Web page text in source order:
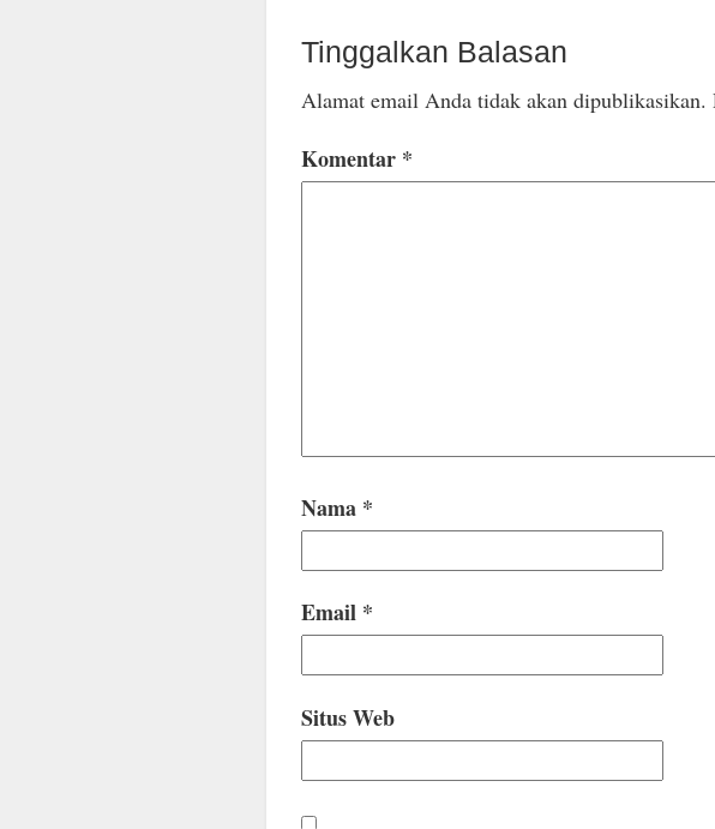
Tinggalkan Balasan
Alamat email Anda tidak akan dipublikasikan.
Komentar *
Nama *
Email *
Situs Web